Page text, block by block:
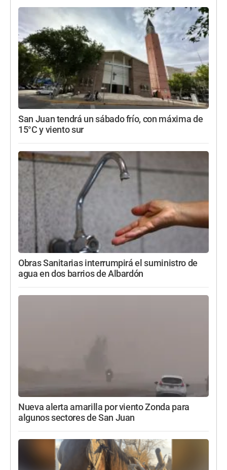
San Juan tendrá un sábado frío, con máxima de
15°C y viento sur
Obras Sanitarias interrumpirá el suministro de
agua en dos barrios de Albardón
Nueva alerta amarilla por viento Zonda para
algunos sectores de San Juan